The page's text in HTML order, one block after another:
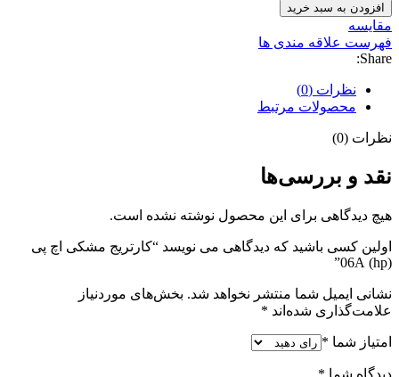
افزودن به سبد خرید
مقایسه
فهرست علاقه مندی ها
Share:
نظرات (0)
محصولات مرتبط
نظرات (0)
نقد و بررسی‌ها
هیچ دیدگاهی برای این محصول نوشته نشده است.
اولین کسی باشید که دیدگاهی می نویسد “کارتریج مشکی اچ پی
(hp) 06A”
نشانی ایمیل شما منتشر نخواهد شد. بخش‌های موردنیاز
علامت‌گذاری شده‌اند *
امتیاز شما *
دیدگاه شما *